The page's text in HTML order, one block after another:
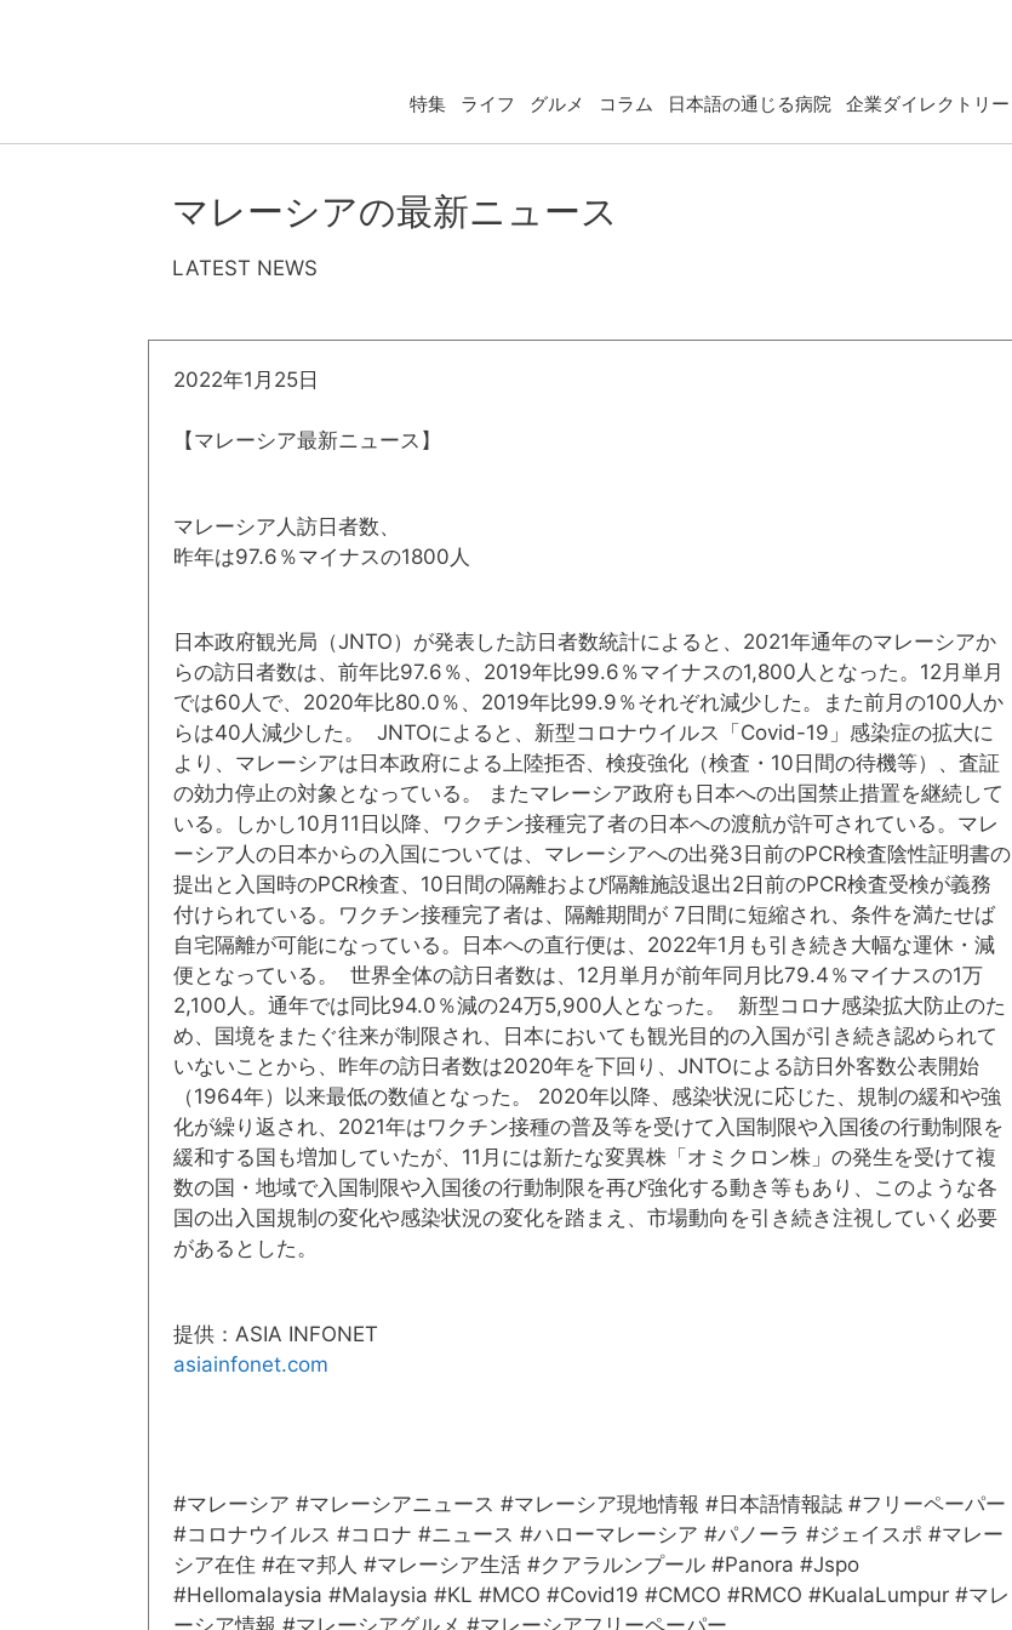
特集 ライフ グルメ コラム 日本語の通じる病院 企業ダイレクトリー
マレーシアの最新ニュース
LATEST NEWS
2022年1月25日
【マレーシア最新ニュース】
マレーシア人訪日者数、
昨年は97.6％マイナスの1800人
日本政府観光局（JNTO）が発表した訪日者数統計によると、2021年通年のマレーシアか
らの訪日者数は、前年比97.6％、2019年比99.6％マイナスの1,800人となった。12月単月
では60人で、2020年比80.0％、2019年比99.9％それぞれ減少した。また前月の100人か
らは40人減少した。 JNTOによると、新型コロナウイルス「Covid-19」感染症の拡大に
より、マレーシアは日本政府による上陸拒否、検疫強化（検査・10日間の待機等）、査証
の効力停止の対象となっている。 またマレーシア政府も日本への出国禁止措置を継続して
いる。しかし10月11日以降、ワクチン接種完了者の日本への渡航が許可されている。マレ
ーシア人の日本からの入国については、マレーシアへの出発3日前のPCR検査陰性証明書の
提出と入国時のPCR検査、10日間の隔離および隔離施設退出2日前のPCR検査受検が義務
付けられている。ワクチン接種完了者は、隔離期間が 7日間に短縮され、条件を満たせば
自宅隔離が可能になっている。日本への直行便は、2022年1月も引き続き大幅な運休・減
便となっている。 世界全体の訪日者数は、12月単月が前年同月比79.4％マイナスの1万
2,100人。通年では同比94.0％減の24万5,900人となった。 新型コロナ感染拡大防止のた
め、国境をまたぐ往来が制限され、日本においても観光目的の入国が引き続き認められて
いないことから、昨年の訪日者数は2020年を下回り、JNTOによる訪日外客数公表開始
（1964年）以来最低の数値となった。 2020年以降、感染状況に応じた、規制の緩和や強
化が繰り返され、2021年はワクチン接種の普及等を受けて入国制限や入国後の行動制限を
緩和する国も増加していたが、11月には新たな変異株「オミクロン株」の発生を受けて複
数の国・地域で入国制限や入国後の行動制限を再び強化する動き等もあり、このような各
国の出入国規制の変化や感染状況の変化を踏まえ、市場動向を引き続き注視していく必要
があるとした。
提供：ASIA INFONET
asiainfonet.com
#マレーシア #マレーシアニュース #マレーシア現地情報 #日本語情報誌 #フリーペーパー
#コロナウイルス #コロナ #ニュース #ハローマレーシア #パノーラ #ジェイスポ #マレー
シア在住 #在マ邦人 #マレーシア生活 #クアラルンプール #Panora #Jspo
#Hellomalaysia #Malaysia #KL #MCO #Covid19 #CMCO #RMCO #KualaLumpur #マレ
ーシア情報 #マレーシアグルメ #マレーシアフリーペーパー